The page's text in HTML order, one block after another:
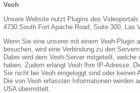
Veoh
Unsere Website nutzt Plugins des
4730 South Fort Apache Road, Suite 300, Las
Wenn Sie eine unserer mit einem Veoh-Plugin
besuchen, wird eine Verbindung zu den
Dabei wird dem Veoh-Server mitgeteilt,
haben. Zudem erlangt Veoh Ihre IP-Adresse.
Sie nicht bei Veoh eingeloggt sind oder keinen
Die von Veoh erfassten Informationen werden
USA übermittelt.